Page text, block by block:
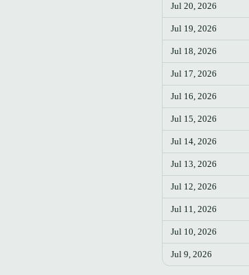
Jul 20, 2026
Jul 19, 2026
Jul 18, 2026
Jul 17, 2026
Jul 16, 2026
Jul 15, 2026
Jul 14, 2026
Jul 13, 2026
Jul 12, 2026
Jul 11, 2026
Jul 10, 2026
Jul 9, 2026